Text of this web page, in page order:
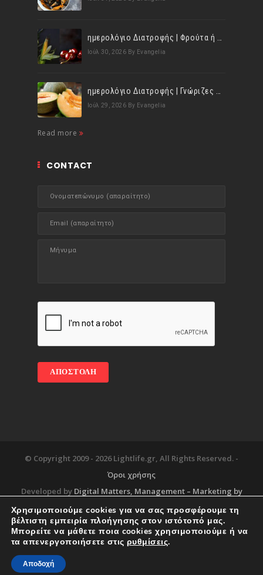
Ιούλ 30, 2026 By Evangelia
Ιούλ 29, 2026 By Evangelia
Read more
CONTACT
© Copyright 2009 - 2026 Lightlife.gr, All Rights Reserved. -
Όροι χρήσης
Developed by Digital Matters, Management – Marketing by
Blog About Services
Corporate Support
Χρησιμοποιούμε cookies για να σας προσφέρουμε τη
βέλτιστη εμπειρία πλοήγησης στον ιστότοπό μας.
Μπορείτε να μάθετε ποια cookies χρησιμοποιούμε ή να
τα απενεργοποιήσετε στις ρυθμίσεις.
Αποδοχή